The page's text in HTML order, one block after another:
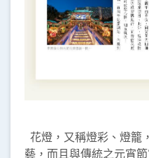
花燈，又稱燈彩、燈籠
藝，而且與傳統之元宵